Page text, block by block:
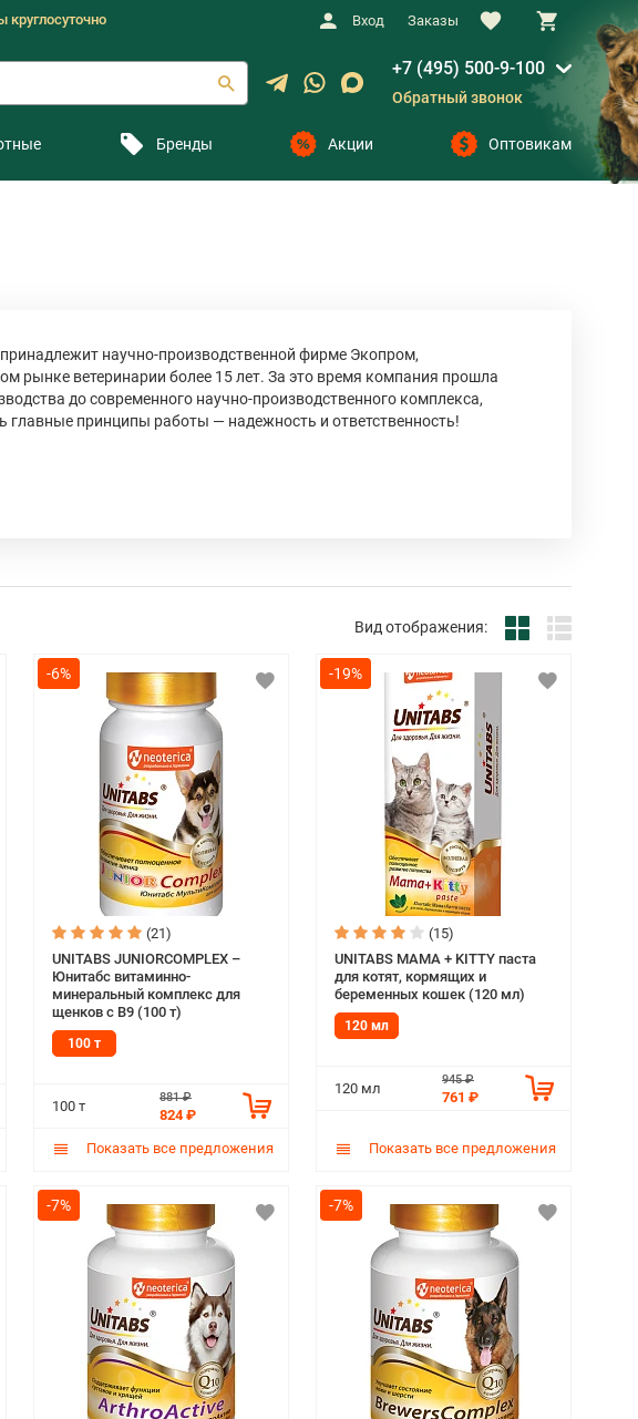
круглосуточно Вход Заказы
+7 (495) 500-9-100
Обратный звонок
Бренды Акции Оптовикам
научно-производственной фирме Экопром,
рынке ветеринарии более 15 лет. За это время компания прошла
до современного научно-производственного комплекса,
главные принципы работы — надежность и ответственность!
минеральных комплексов для собак всех пород и возрастов
с фирмой Veterinary Bio (Германия) и соответствующих
реакций.
Вид отображения:
-6%
(21)
UNITABS JUNIORCOMPLEX –
Юнитабс витаминно-
минеральный комплекс для
щенков с В9 (100 т)
100 т
100 т
881 ₽
824 ₽
Показать все предложения
-19%
(15)
UNITABS MAMA + KITTY паста
для котят, кормящих и
беременных кошек (120 мл)
120 мл
120 мл
945 ₽
761 ₽
Показать все предложения
-7% -7%